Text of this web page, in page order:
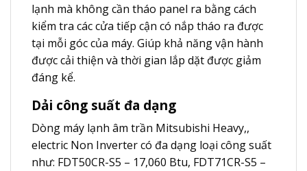
lạnh mà không cần tháo panel ra bằng cách
kiểm tra các cửa tiếp cận có nắp tháo ra được
tại mỗi góc của máy. Giúp khả năng vận hành
được cải thiện và thời gian lắp dặt được giảm
đáng kể.
Dải công suất đa dạng
Dòng máy lạnh âm trần Mitsubishi Heavy,,
electric Non Inverter có đa dạng loại công suất
như: FDT50CR-S5 – 17,060 Btu, FDT71CR-S5 –